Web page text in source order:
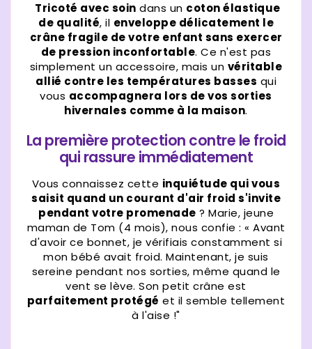
Tricoté avec soin dans un coton élastique
de qualité, il enveloppe délicatement le
crâne fragile de votre enfant sans exercer
de pression inconfortable. Ce n'est pas
simplement un accessoire, mais un véritable
allié contre les températures basses qui
vous accompagnera lors de vos sorties
hivernales comme à la maison.
La première protection contre le froid
qui rassure immédiatement
Vous connaissez cette inquiétude qui vous
saisit quand un courant d'air froid s'invite
pendant votre promenade ? Marie, jeune
maman de Tom (4 mois), nous confie : « Avant
d'avoir ce bonnet, je vérifiais constamment si
mon bébé avait froid. Maintenant, je suis
sereine pendant nos sorties, même quand le
vent se lève. Son petit crâne est
parfaitement protégé et il semble tellement
à l'aise !"